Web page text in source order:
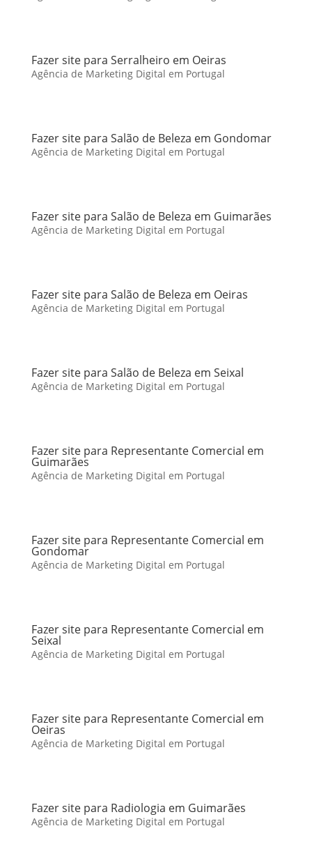
Fazer site para Serralheiro em Oeiras
Agência de Marketing Digital em Portugal
Fazer site para Salão de Beleza em Gondomar
Agência de Marketing Digital em Portugal
Fazer site para Salão de Beleza em Guimarães
Agência de Marketing Digital em Portugal
Fazer site para Salão de Beleza em Oeiras
Agência de Marketing Digital em Portugal
Fazer site para Salão de Beleza em Seixal
Agência de Marketing Digital em Portugal
Fazer site para Representante Comercial em
Guimarães
Agência de Marketing Digital em Portugal
Fazer site para Representante Comercial em
Gondomar
Agência de Marketing Digital em Portugal
Fazer site para Representante Comercial em
Seixal
Agência de Marketing Digital em Portugal
Fazer site para Representante Comercial em
Oeiras
Agência de Marketing Digital em Portugal
Fazer site para Radiologia em Guimarães
Agência de Marketing Digital em Portugal